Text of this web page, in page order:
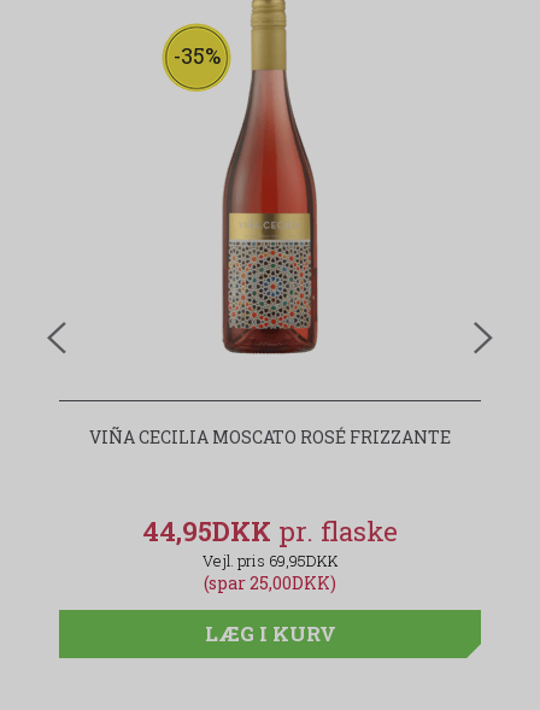
-35%
VIÑA CECILIA MOSCATO ROSÉ FRIZZANTE
44,95DKK
69,95DKK
(spar 25,00DKK)
LÆG I KURV